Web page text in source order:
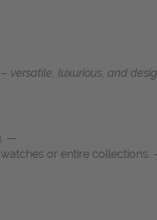
versatile, luxurious, and
—
or entire collections.